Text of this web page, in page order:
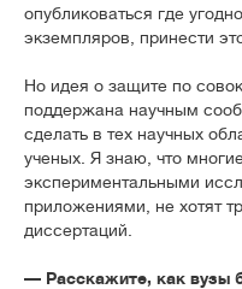
опубликоваться где
экземпляров, принести
Но идея о защите по
поддержана научным
сделать в тех научных
ученых. Я знаю, что
экспериментальными
приложениями, не хотят
диссертаций.
— Расскажите, как вузы